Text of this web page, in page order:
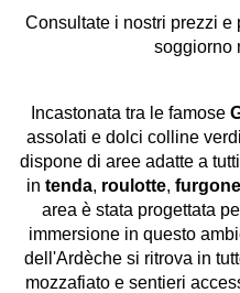
Consultate i nostri prezzi e
soggiorno
Incastonata tra le famose
assolati e dolci colline
dispone di aree adatte a
in tenda, roulotte,
area è stata progettata
immersione in questo
dell'Ardèche si ritrova in
mozzafiato e sentieri